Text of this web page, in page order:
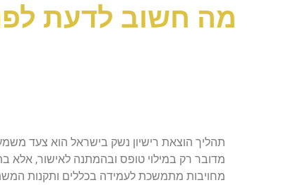
מה חשוב לדעת
תהליך הוצאת רישיון נשק בישראל הוא צעד
מדובר רק במילוי טופס ובהמתנה לאישור, אלא
מחויבות מתמשכת לעמידה בכללים ותקנות